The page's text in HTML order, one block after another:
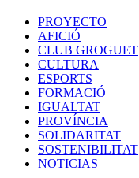
PROYECTO
AFICIÓ
CLUB GROGUET
CULTURA
ESPORTS
FORMACIÓ
IGUALTAT
PROVÍNCIA
SOLIDARITAT
SOSTENIBILITAT
NOTICIAS